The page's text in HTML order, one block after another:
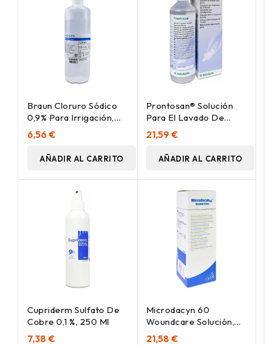
Braun Cloruro Sódico
0,9% Para Irrigación,
500 Ml
6,56 €
AÑADIR AL CARRITO
Prontosan® Solución
Para El Lavado De
Heridas 350Ml
21,59 €
AÑADIR AL CARRITO
Cupriderm Sulfato De
Cobre 0,1 %, 250 Ml
7,38 €
Microdacyn 60
Woundcare Solución,
500 Ml
21,58 €